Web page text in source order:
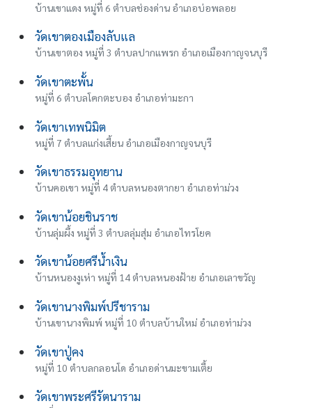
บ้านเขาแดง หมู่ที่ 6 ตำบลช่องด่าน อำเภอบ่อพลอย
วัดเขาตองเมืองลับแล
บ้านเขาตอง หมู่ที่ 3 ตำบลปากแพรก อำเภอเมืองกาญจนบุรี
วัดเขาตะพั้น
หมู่ที่ 6 ตำบลโคกตะบอง อำเภอท่ามะกา
วัดเขาเทพนิมิต
หมู่ที่ 7 ตำบลแก่งเสี้ยน อำเภอเมืองกาญจนบุรี
วัดเขาธรรมอุทยาน
บ้านคอเขา หมู่ที่ 4 ตำบลหนองตากยา อำเภอท่าม่วง
วัดเขาน้อยชินราช
บ้านลุ่มผึ้ง หมู่ที่ 3 ตำบลลุ่มสุ่ม อำเภอไทรโยค
วัดเขาน้อยศรีน้ำเงิน
บ้านหนองงูเห่า หมู่ที่ 14 ตำบลหนองฝ้าย อำเภอเลาขวัญ
วัดเขานางพิมพ์ปรีชาราม
บ้านเขานางพิมพ์ หมู่ที่ 10 ตำบลบ้านใหม่ อำเภอท่าม่วง
วัดเขาปู่คง
หมู่ที่ 10 ตำบลกลอนโด อำเภอด่านมะขามเตี้ย
วัดเขาพระศรีรัตนาราม